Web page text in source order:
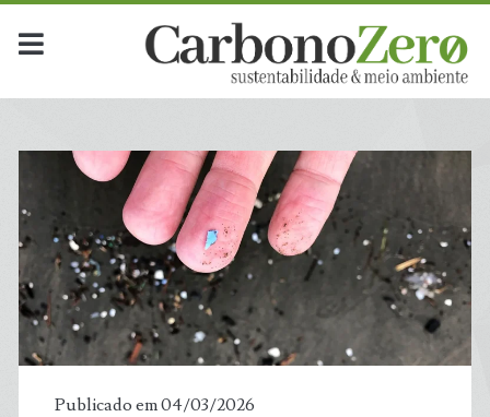
Publicado em 04/03/2026